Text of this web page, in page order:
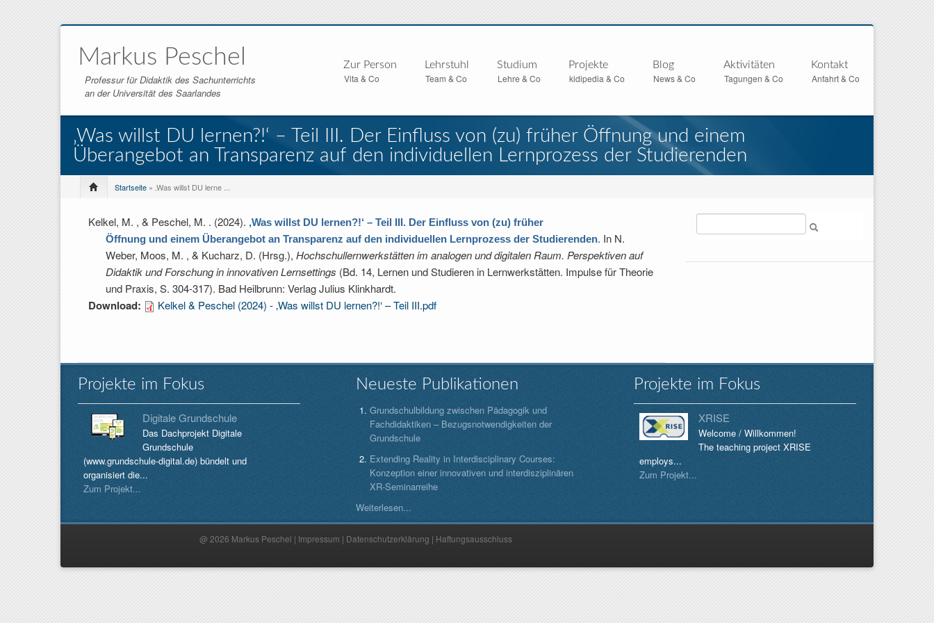
Markus Peschel
Professur für Didaktik des Sachunterrichts
an der Universität des Saarlandes
Zur Person
Vita & Co
Lehrstuhl
Team & Co
Studium
Lehre & Co
Projekte
kidipedia & Co
Blog
News & Co
Aktivitäten
Tagungen & Co
Kontakt
Anfahrt & Co
‚Was willst DU lernen?!‘ – Teil III. Der Einfluss von (zu) früher Öffnung und einem
Überangebot an Transparenz auf den individuellen Lernprozess der Studierenden
Startseite » ‚Was willst DU lerne ...
Kelkel, M. , & Peschel, M. . (2024). ‚Was willst DU lernen?!‘ – Teil III. Der Einfluss von (zu) früher
Öffnung und einem Überangebot an Transparenz auf den individuellen Lernprozess der Studierenden. In N.
Weber, Moos, M. , & Kucharz, D. (Hrsg.), Hochschullernwerkstätten im analogen und digitalen Raum. Perspektiven auf
Didaktik und Forschung in innovativen Lernsettings (Bd. 14, Lernen und Studieren in Lernwerkstätten. Impulse für Theorie
und Praxis, S. 304-317). Bad Heilbrunn: Verlag Julius Klinkhardt.
Download: Kelkel & Peschel (2024) - ‚Was willst DU lernen?!‘ – Teil III.pdf
Projekte im Fokus
Digitale Grundschule
Das Dachprojekt Digitale
Grundschule
(www.grundschule-digital.de) bündelt und
organisiert die...
Zum Projekt...
Neueste Publikationen
Grundschulbildung zwischen Pädagogik und
Fachdidaktiken – Bezugsnotwendigkeiten der
Grundschule
Extending Reality in Interdisciplinary Courses:
Konzeption einer innovativen und interdisziplinären
XR-Seminarreihe
Weiterlesen...
Projekte im Fokus
XRISE
Welcome / Willkommen!
The teaching project XRISE
employs...
Zum Projekt...
@ 2026 Markus Peschel | Impressum | Datenschutzerklärung | Haftungsausschluss